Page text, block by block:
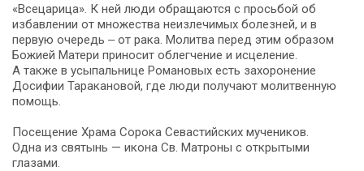
«Всецарица». К ней люди обращаются с просьбой об
избавлении от множества неизлечимых болезней, и в
первую очередь ‒ от рака. Молитва перед этим образом
Божией Матери приносит облегчение и исцеление.
А также в усыпальнице Романовых есть захоронение
Досифии Таракановой, где люди получают молитвенную
помощь.
Посещение Храма Сорока Севастийских мучеников.
Одна из святынь — икона Св. Матроны с открытыми
глазами.